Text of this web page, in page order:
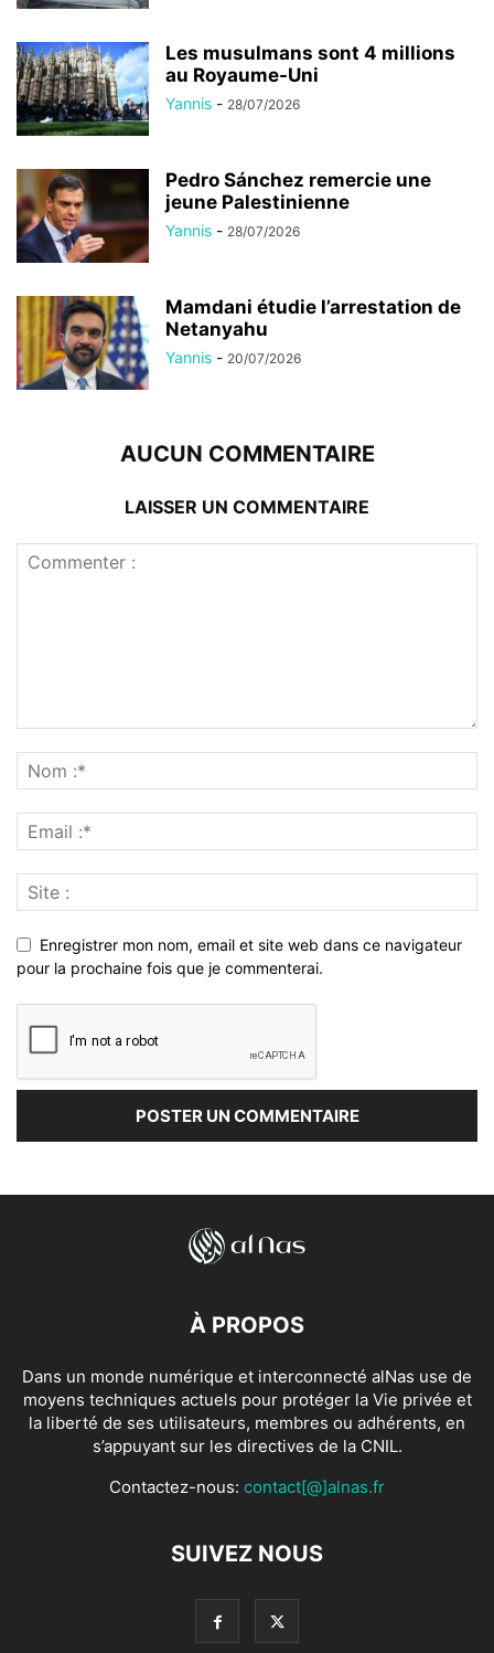
Les musulmans sont 4 millions
au Royaume-Uni
Yannis - 28/07/2026
Pedro Sánchez remercie une
jeune Palestinienne
Yannis - 28/07/2026
Mamdani étudie l’arrestation de
Netanyahu
Yannis - 20/07/2026
AUCUN COMMENTAIRE
LAISSER UN COMMENTAIRE
Enregistrer mon nom, email et site web dans ce navigateur
pour la prochaine fois que je commenterai.
À PROPOS
Dans un monde numérique et interconnecté alNas use de
moyens techniques actuels pour protéger la Vie privée et
la liberté de ses utilisateurs, membres ou adhérents, en
s’appuyant sur les directives de la CNIL.
Contactez-nous: contact[@]alnas.fr
SUIVEZ NOUS